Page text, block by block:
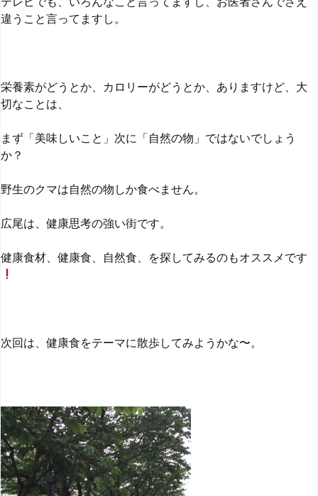
違うこと言ってますし。
栄養素がどうとか、カロリーがどうとか、ありますけど、大
切なことは、
まず「美味しいこと」次に「自然の物」ではないでしょう
か？
野生のクマは自然の物しか食べません。
広尾は、健康思考の強い街です。
健康食材、健康食、自然食、を探してみるのもオススメです
次回は、健康食をテーマに散歩してみようかな〜。